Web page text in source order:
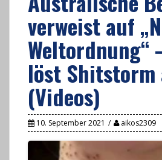
verweist auf
Weltordnung“
löst Shitstorm
(Videos)
10. September 2021 aikos2309